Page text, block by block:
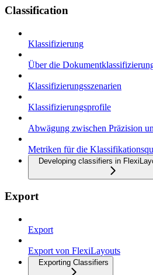
Classification
Klassifizierung
Über die
Klassifizierungsszenarien
Klassifizierungsprofile
Abwägung zwischen Präzision
Metriken für die
Developing classifiers in
Export
Export
Export von FlexiLayouts
Exporting Classifiers